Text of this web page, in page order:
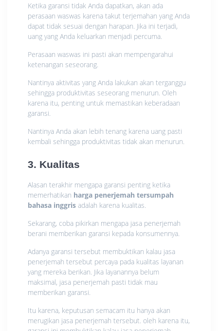
Ketika garansi tidak Anda dapatkan, akan ada
perasaan waswas karena takut terjemahan yang Anda
dapat tidak sesuai dengan harapan. Jika ini terjadi,
uang yang Anda keluarkan menjadi percuma.
Perasaan waswas ini pasti akan mempengarahui
ketenangan seseorang.
Nantinya aktivitas yang Anda lakukan akan terganggu
sehingga produktivitas seseorang menurun. Oleh
karena itu, penting untuk memastikan keberadaan
garansi.
Nantinya Anda akan lebih tenang karena uang pasti
kembali sehingga produktivitas tidak akan menurun.
3. Kualitas
Alasan terakhir mengapa garansi penting ketika
memerhatikan harga penerjemah tersumpah
bahasa inggris adalah karena kualitas.
Sekarang, coba pikirkan mengapa jasa penerjemah
berani memberikan garansi kepada konsumennya.
Adanya garansi tersebut membuktikan kalau jasa
penerjemah tersebut percaya pada kualitas layanan
yang mereka berikan. Jika layanannya belum
maksimal, jasa penerjemah pasti tidak mau
memberikan garansi.
Itu karena, keputusan semacam itu hanya akan
merugikan jasa penerjemah tersebut. oleh karena itu,